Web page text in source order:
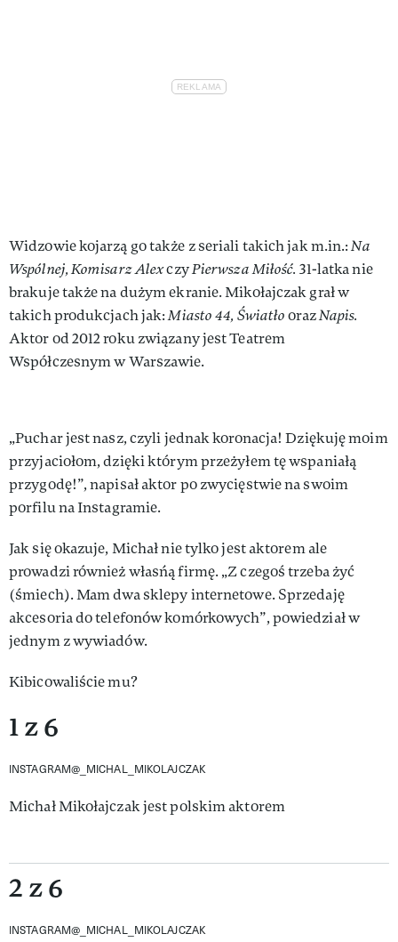
Widzowie kojarzą go także z seriali takich jak m.in.:Na
Wspólnej, Komisarz AlexczyPierwsza Miłość. 31-latka nie
brakuje także na dużym ekranie. Mikołajczak grał w
takich produkcjach jak:Miasto 44, ŚwiatłoorazNapis.
Aktor od 2012 roku związany jest Teatrem
Współczesnym w Warszawie.
„Puchar jest nasz, czyli jednak koronacja! Dziękuję moim
przyjaciołom, dzięki którym przeżyłem tę wspaniałą
przygodę!”, napisał aktor po zwycięstwie na swoim
porfilu na Instagramie.
Jak się okazuje, Michał nie tylko jest aktorem ale
prowadzi również własńą firmę. „Z czegoś trzeba żyć
(śmiech). Mam dwa sklepy internetowe. Sprzedaję
akcesoria do telefonów komórkowych”, powiedział w
jednym z wywiadów.
Kibicowaliście mu?
1 z 6
INSTAGRAM@_MICHAL_MIKOLAJCZAK
Michał Mikołajczak jest polskim aktorem
2 z 6
INSTAGRAM@_MICHAL_MIKOLAJCZAK